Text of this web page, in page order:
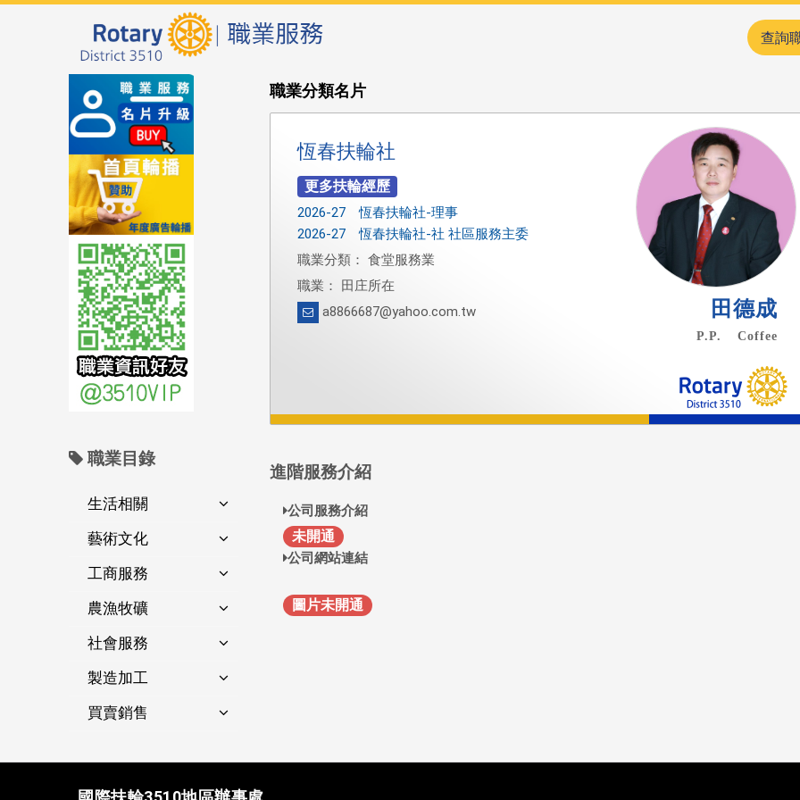
查詢
職業目錄
生活相關
藝術文化
工商服務
農漁牧礦
社會服務
製造加工
買賣銷售
職業分類名片
恆春扶輪社
2026-27 恆春扶輪社-理事
2026-27 恆春扶輪社-社 社區服務主委
職業分類： 食堂服務業
職業： 田庄所在
a8866687@yahoo.com.tw
田德成
P.P. Coffee
進階服務介紹
公司服務介紹
未開通
公司網站連結
圖片未開通